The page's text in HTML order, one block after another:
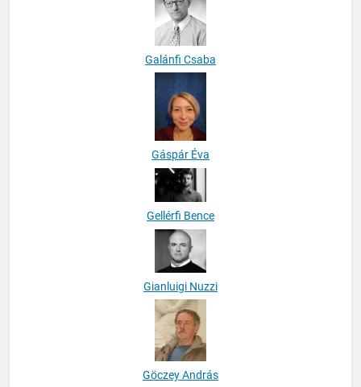
Galánfi Csaba
Gáspár Éva
Gellérfi Bence
Gianluigi Nuzzi